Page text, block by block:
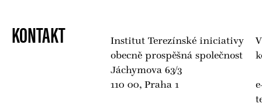
KONTAKT
Institut Terezínské iniciativy
obecně prospěšná společnost
Jáchymova 63/3
110 00, Praha 1